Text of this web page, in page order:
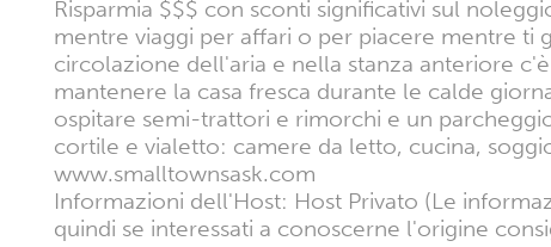
Risparmia $$$ con sconti significativi sul
mentre viaggi per affari o per piacere mentre
circolazione dell'aria e nella stanza anteriore
mantenere la casa fresca durante le calde
ospitare semi-trattori e rimorchi e un
cortile e vialetto: camere da letto, cucina,
www.smalltownsask.com
Informazioni dell'Host: Host Privato (Le
quindi se interessati a conoscerne l'origine